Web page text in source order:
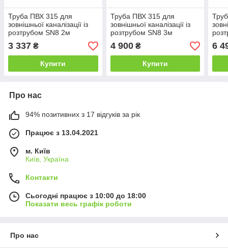
Труба ПВХ 315 для
зовнішньої каналізації із
розтрубом SN8 2м
3 337 ₴
Купити
Труба ПВХ 315 для
зовнішньої каналізації із
розтрубом SN8 3м
4 900₴
Купити
6
Про нас
94% позитивних з 17 відгуків за рік
Працює з 13.04.2021
м. Київ
Київ, Україна
Контакти
Сьогодні працює з 10:00 до 18:00
Показати весь графік роботи
Про нас